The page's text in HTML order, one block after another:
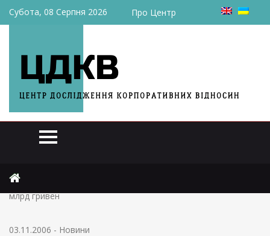
Субота, 08 Серпня 2026 Про Центр
От приватизации облэнерго Украина может получить 2,3
млрд гривен
03.11.2006 - Новини